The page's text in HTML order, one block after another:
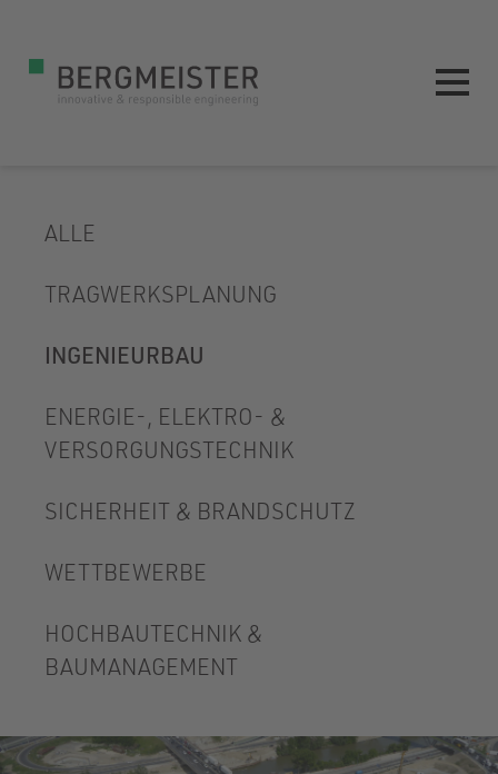
ALLE
TRAGWERKSPLANUNG
INGENIEURBAU
ENERGIE-, ELEKTRO- &
VERSORGUNGSTECHNIK
SICHERHEIT & BRANDSCHUTZ
WETTBEWERBE
HOCHBAUTECHNIK &
BAUMANAGEMENT